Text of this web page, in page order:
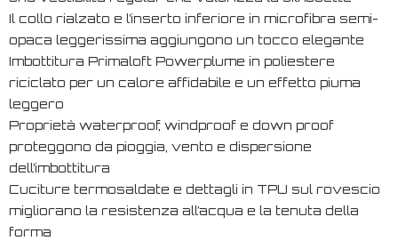
Il collo rialzato e l’inserto inferiore in microfibra semi-
opaca leggerissima aggiungono un tocco elegante
Imbottitura Primaloft Powerplume in poliestere
riciclato per un calore affidabile e un effetto piuma
leggero
Proprietà waterproof, windproof e down proof
proteggono da pioggia, vento e dispersione
dell’imbottitura
Cuciture termosaldate e dettagli in TPU sul rovescio
migliorano la resistenza all’acqua e la tenuta della
forma